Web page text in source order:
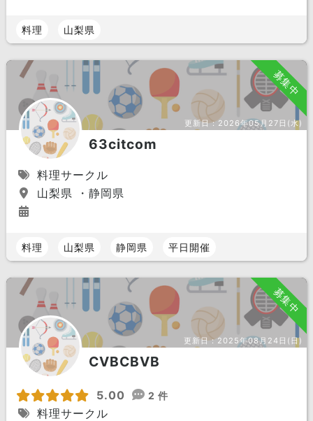
料理 山梨県
募集中
更新日：2026年05月27日(水)
63citcom
料理サークル
山梨県 ・静岡県
料理 山梨県 静岡県 平日開催
募集中
更新日：2025年08月24日(日)
CVBCBVB
5.00 2 件
料理サークル